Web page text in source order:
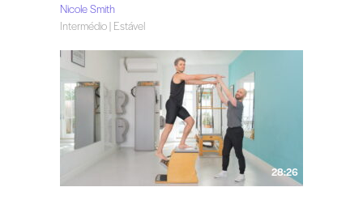
Nicole Smith
Intermédio | Estável
28:26